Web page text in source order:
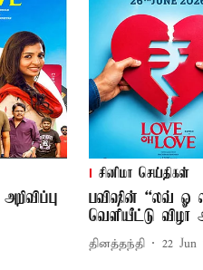
சினிமா செய்திகள்
பவிஷின் “லவ் ஓ
வெளியீட்டு விழா
தினத்தந்தி 22 Jun